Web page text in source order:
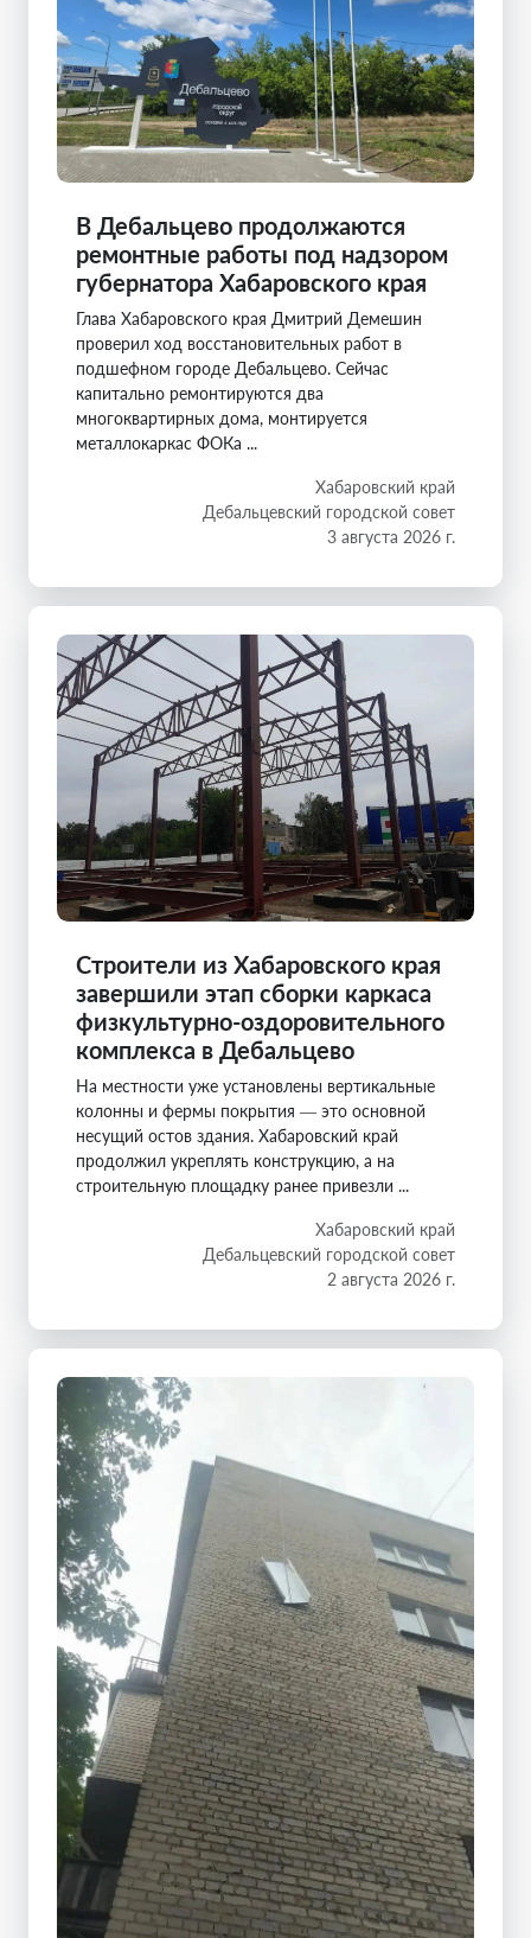
В Дебальцево продолжаются
ремонтные работы под надзором
губернатора Хабаровского края
Глава Хабаровского края Дмитрий Демешин
проверил ход восстановительных работ в
подшефном городе Дебальцево. Сейчас
капитально ремонтируются два
многоквартирных дома, монтируется
металлокаркас ФОКа ...
Хабаровский край
Дебальцевский городской совет
3 августа 2026 г.
Строители из Хабаровского края
завершили этап сборки каркаса
физкультурно-оздоровительного
комплекса в Дебальцево
На местности уже установлены вертикальные
колонны и фермы покрытия — это основной
несущий остов здания. Хабаровский край
продолжил укреплять конструкцию, а на
строительную площадку ранее привезли ...
Хабаровский край
Дебальцевский городской совет
2 августа 2026 г.